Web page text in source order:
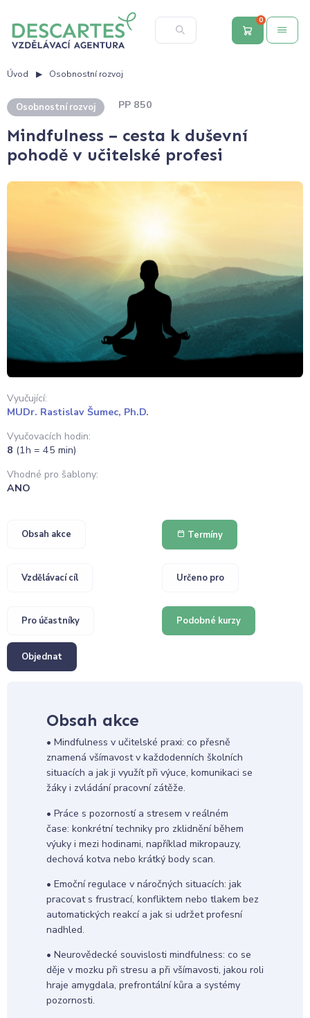
0
Úvod Osobnostní rozvoj
Osobnostní rozvoj PP 850
Mindfulness – cesta k duševní
pohodě v učitelské profesi
Vyučující:
MUDr. Rastislav Šumec, Ph.D.
Vyučovacích hodin:
8 (1h = 45 min)
Vhodné pro šablony:
ANO
Obsah akce Termíny
Vzdělávací cíl Určeno pro
Pro účastníky Podobné kurzy
Objednat
Obsah akce
• Mindfulness v učitelské praxi: co přesně
znamená všímavost v každodenních školních
situacích a jak ji využít při výuce, komunikaci se
žáky i zvládání pracovní zátěže.
• Práce s pozorností a stresem v reálném
čase: konkrétní techniky pro zklidnění během
výuky i mezi hodinami, například mikropauzy,
dechová kotva nebo krátký body scan.
• Emoční regulace v náročných situacích: jak
pracovat s frustrací, konfliktem nebo tlakem bez
automatických reakcí a jak si udržet profesní
nadhled.
• Neurovědecké souvislosti mindfulness: co se
děje v mozku při stresu a při všímavosti, jakou roli
hraje amygdala, prefrontální kůra a systémy
pozornosti.